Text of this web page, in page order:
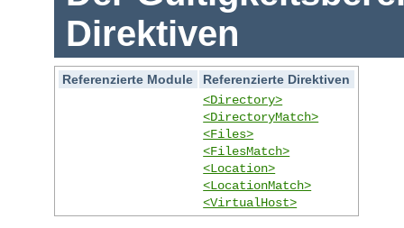
Direktiven
Referenzierte Module
Referenzierte Direktiven
<Directory>
<DirectoryMatch>
<Files>
<FilesMatch>
<Location>
<LocationMatch>
<VirtualHost>